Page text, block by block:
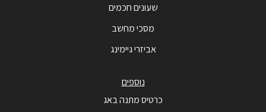
שעונים חכמים
מסכי מחשב
אביזרי גיימינג
נוספים
כרטיס מתנה באג